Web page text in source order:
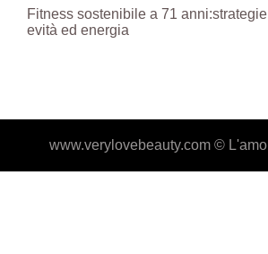
Fitness sostenibile a 71
evità ed energia
www.verylovebeauty.com ©